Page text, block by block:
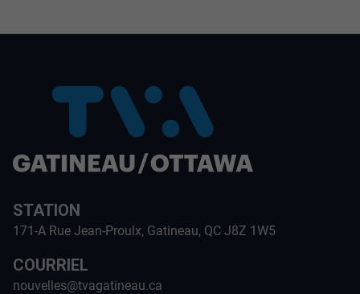
STATION
171-A Rue Jean-Proulx, Gatineau, QC J8Z 1W5
COURRIEL
nouvelles@tvagatineau.ca